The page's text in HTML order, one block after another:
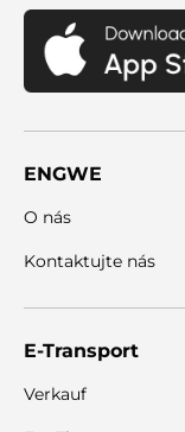
ENGWE
O nás
Kontaktujte nás
E-Transport
Verkauf